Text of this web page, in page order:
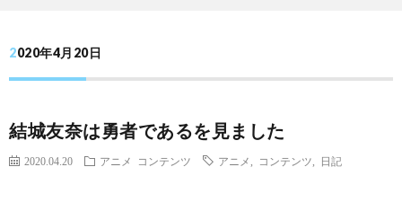
研
2020年4月20日
結城友奈は勇者であるを見ました
2020.04.20 アニメ コンテンツ アニメ コンテンツ 日記